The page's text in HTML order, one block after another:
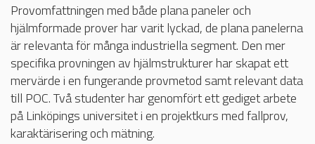
Provomfattningen med både plana paneler och
hjälmformade prover har varit lyckad, de plana panelerna
är relevanta för många industriella segment. Den mer
specifika provningen av hjälmstrukturer har skapat ett
mervärde i en fungerande provmetod samt relevant data
till POC. Två studenter har genomfört ett gediget arbete
på Linköpings universitet i en projektkurs med fallprov,
karaktärisering och mätning.